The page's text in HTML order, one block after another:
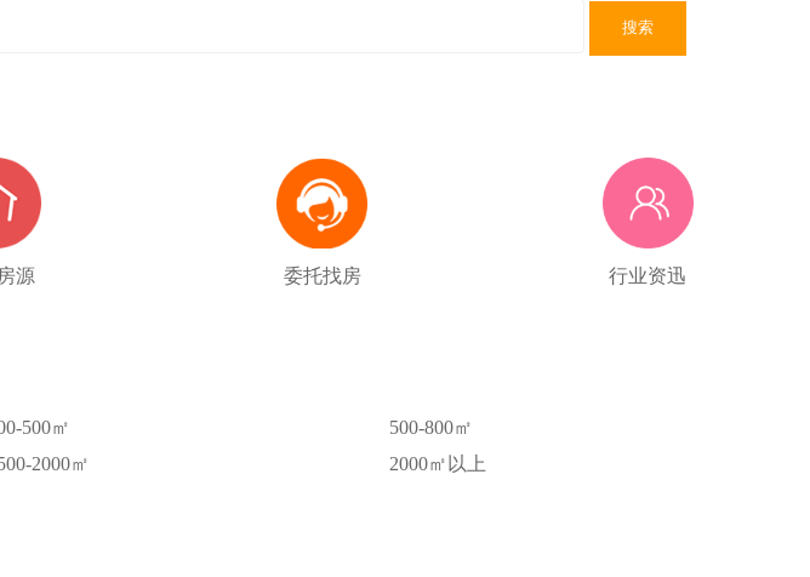
搜索
源 委托找房 行业资迅
500㎡
500-800㎡
2000㎡ 2000㎡以上